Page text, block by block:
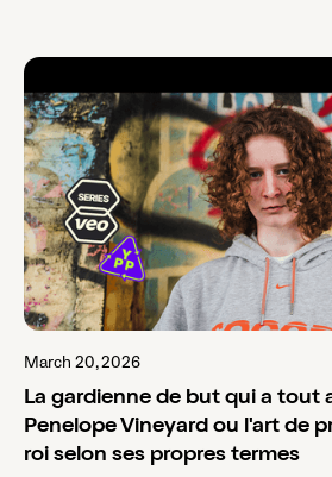
March 20, 2026
La gardienne de but qui a tout
Penelope Vineyard ou l'art de
roi selon ses propres termes